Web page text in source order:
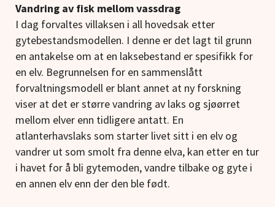
Vandring av fisk mellom vassdrag
I dag forvaltes villaksen i all hovedsak etter
gytebestandsmodellen. I denne er det lagt til grunn
en antakelse om at en laksebestand er spesifikk for
en elv. Begrunnelsen for en sammenslått
forvaltningsmodell er blant annet at ny forskning
viser at det er større vandring av laks og sjøørret
mellom elver enn tidligere antatt. En
atlanterhavslaks som starter livet sitt i en elv og
vandrer ut som smolt fra denne elva, kan etter en tur
i havet for å bli gytemoden, vandre tilbake og gyte i
en annen elv enn der den ble født.